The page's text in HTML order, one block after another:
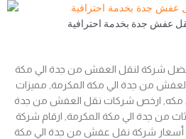
عفش جدة بخدمة احترافية
شركة لنقل العفش من جدة الي مكة
من جدة الي مكة المكرمة, مميزات
مكه, ارخص شركات نقل العفش من جدة
من جدة الي مكة المكرمة, ارقام شركة
شركة نقل عفش من جدة الي مكة